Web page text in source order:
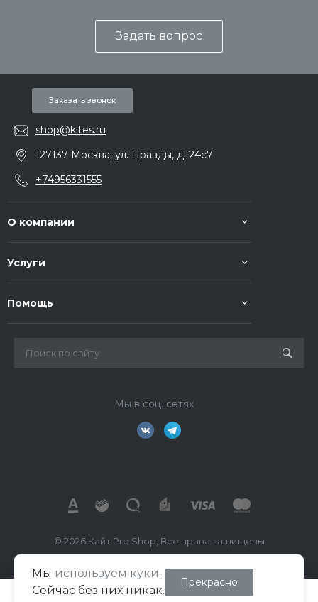
Задать вопрос
Заказать звонок
shop@kites.ru
127137 Москва, ул. Правды, д. 24с7
+74956331555
О компании
Услуги
Помощь
Мы в соц. сетях
© 2026 Кайт Pro Shop, Все права защищены
ИП Маркелов В.А.
ИНН 026702391260
Мы используем куки.
Сейчас без них никак.
Прекрасно